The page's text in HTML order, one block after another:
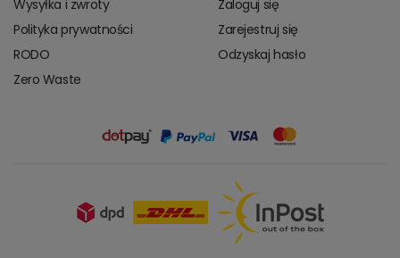
Wysyłka i zwroty
Polityka prywatności
RODO
Zero Waste
Zaloguj się
Zarejestruj się
Odzyskaj hasło